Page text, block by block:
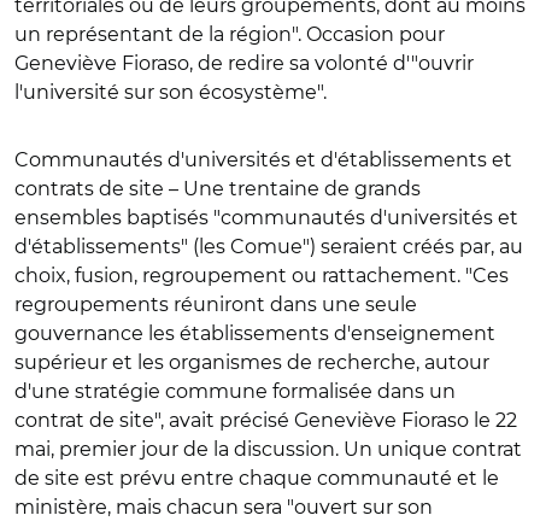
territoriales ou de leurs groupements, dont au moins
un représentant de la région". Occasion pour
Geneviève Fioraso, de redire sa volonté d'"ouvrir
l'université sur son écosystème".
Communautés d'universités et d'établissements et
contrats de site – Une trentaine de grands
ensembles baptisés "communautés d'universités et
d'établissements" (les Comue") seraient créés par, au
choix, fusion, regroupement ou rattachement. "Ces
regroupements réuniront dans une seule
gouvernance les établissements d'enseignement
supérieur et les organismes de recherche, autour
d'une stratégie commune formalisée dans un
contrat de site", avait précisé Geneviève Fioraso le 22
mai, premier jour de la discussion. Un unique contrat
de site est prévu entre chaque communauté et le
ministère, mais chacun sera "ouvert sur son